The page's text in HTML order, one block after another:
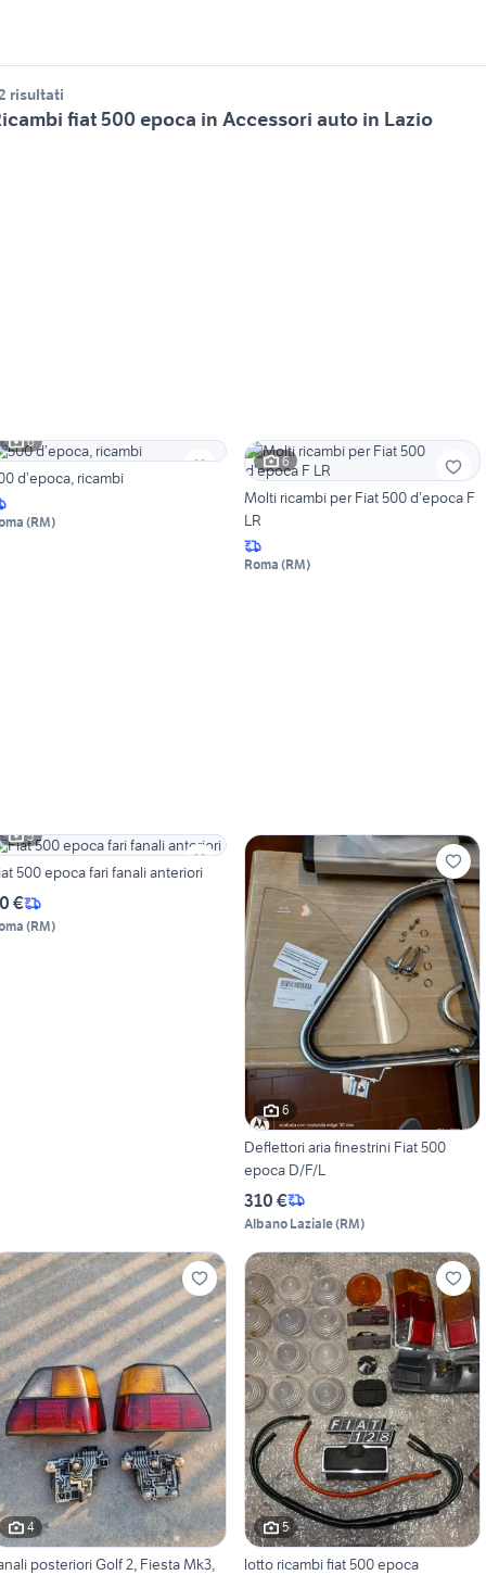
risultati
fiat 500 epoca in Accessori auto in Lazio
6
d’epoca, ricambi
(RM)
6
Molti ricambi per Fiat 500 d’epoca F
LR
Roma (RM)
5
500 epoca fari fanali anteriori
€
(RM)
6
Deflettori aria finestrini Fiat 500
epoca D/F/L
310 €
Albano Laziale(RM)
4
posteriori Golf 2, Fiesta Mk3,
5
lotto ricambi fiat 500 epoca